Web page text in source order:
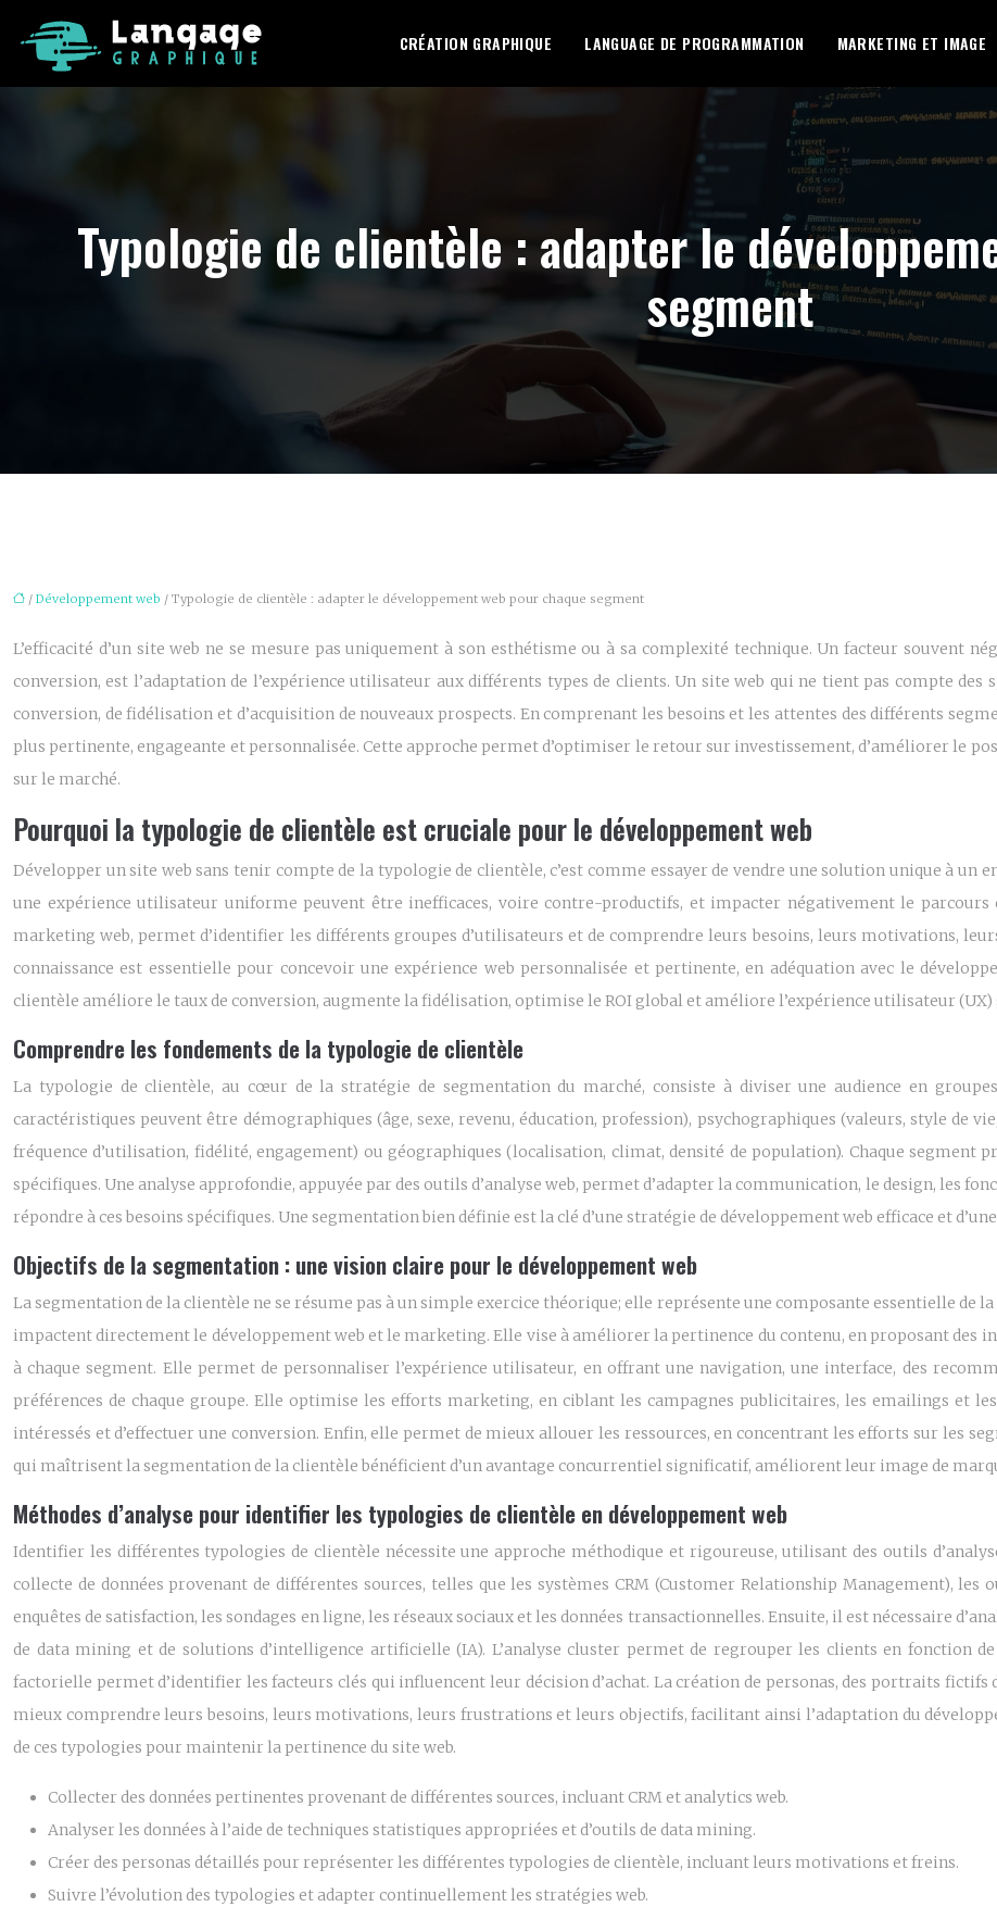
CRÉATION GRAPHIQUE LANGUAGE DE PROGRAMMATION MARKETING ET IMAGE
Typologie de clientèle : adapter le
segment
/ Développement web / Typologie de clientèle : adapter le développement web pour chaque segment
L’efficacité d’un site web ne se mesure pas uniquement à son esthétisme ou à sa complexité technique. Un facteur souvent
conversion, est l’adaptation de l’expérience utilisateur aux différents types de clients. Un site web qui ne tient pas compte des
conversion, de fidélisation et d’acquisition de nouveaux prospects. En comprenant les besoins et les attentes des différents
plus pertinente, engageante et personnalisée. Cette approche permet d’optimiser le retour sur investissement, d’améliorer le
sur le marché.
Pourquoi la typologie de clientèle est cruciale pour le développement web
Développer un site web sans tenir compte de la typologie de clientèle, c’est comme essayer de vendre une solution unique à un
une expérience utilisateur uniforme peuvent être inefficaces, voire contre-productifs, et impacter négativement le
marketing web, permet d’identifier les différents groupes d’utilisateurs et de comprendre leurs besoins, leurs motivations,
connaissance est essentielle pour concevoir une expérience web personnalisée et pertinente, en adéquation avec le
clientèle améliore le taux de conversion, augmente la fidélisation, optimise le ROI global et améliore l’expérience utilisateur (UX)
Comprendre les fondements de la typologie de clientèle
La typologie de clientèle, au cœur de la stratégie de segmentation du marché, consiste à diviser une audience en
caractéristiques peuvent être démographiques (âge, sexe, revenu, éducation, profession), psychographiques (valeurs, style de
fréquence d’utilisation, fidélité, engagement) ou géographiques (localisation, climat, densité de population). Chaque segment
spécifiques. Une analyse approfondie, appuyée par des outils d’analyse web, permet d’adapter la communication, le design, les
répondre à ces besoins spécifiques. Une segmentation bien définie est la clé d’une stratégie de développement web efficace et
Objectifs de la segmentation : une vision claire pour le développement web
La segmentation de la clientèle ne se résume pas à un simple exercice théorique; elle représente une composante essentielle de
impactent directement le développement web et le marketing. Elle vise à améliorer la pertinence du contenu, en proposant des
à chaque segment. Elle permet de personnaliser l’expérience utilisateur, en offrant une navigation, une interface, des
préférences de chaque groupe. Elle optimise les efforts marketing, en ciblant les campagnes publicitaires, les emailings et
intéressés et d’effectuer une conversion. Enfin, elle permet de mieux allouer les ressources, en concentrant les efforts sur les
qui maîtrisent la segmentation de la clientèle bénéficient d’un avantage concurrentiel significatif, améliorent leur image de
Méthodes d’analyse pour identifier les typologies de clientèle en développement web
Identifier les différentes typologies de clientèle nécessite une approche méthodique et rigoureuse, utilisant des outils
collecte de données provenant de différentes sources, telles que les systèmes CRM (Customer Relationship Management), les
enquêtes de satisfaction, les sondages en ligne, les réseaux sociaux et les données transactionnelles. Ensuite, il est nécessaire
de data mining et de solutions d’intelligence artificielle (IA). L’analyse cluster permet de regrouper les clients en fonction
factorielle permet d’identifier les facteurs clés qui influencent leur décision d’achat. La création de personas, des portraits fictifs
mieux comprendre leurs besoins, leurs motivations, leurs frustrations et leurs objectifs, facilitant ainsi l’adaptation du
de ces typologies pour maintenir la pertinence du site web.
Collecter des données pertinentes provenant de différentes sources, incluant CRM et analytics web.
Analyser les données à l’aide de techniques statistiques appropriées et d’outils de data mining.
Créer des personas détaillés pour représenter les différentes typologies de clientèle, incluant leurs motivations et freins.
Suivre l’évolution des typologies et adapter continuellement les stratégies web.